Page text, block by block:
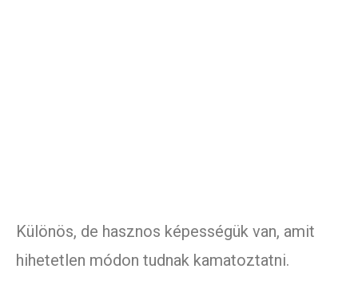
Különös, de hasznos képességük van, amit
hihetetlen módon tudnak kamatoztatni.